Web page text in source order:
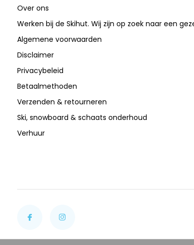
Over ons
Werken bij de Skihut. Wij zijn op zoek naar een
Algemene voorwaarden
Disclaimer
Privacybeleid
Betaalmethoden
Verzenden & retourneren
Ski, snowboard & schaats onderhoud
Verhuur